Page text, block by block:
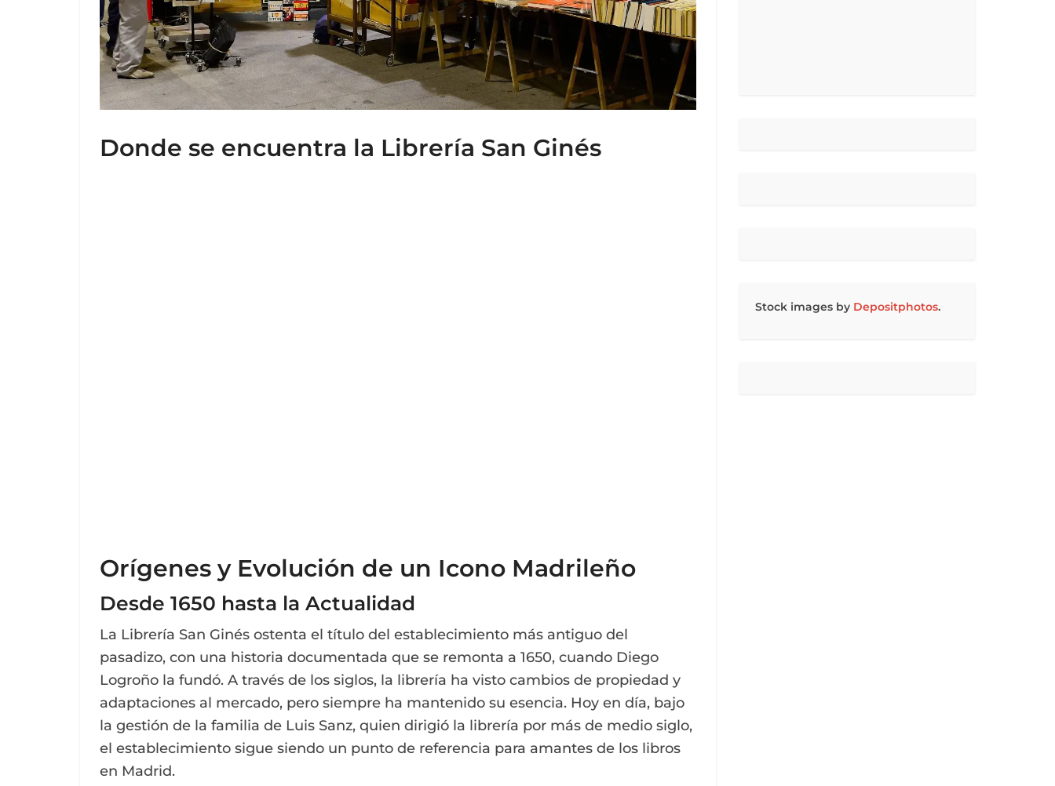
Donde se encuentra la Librería San Ginés
Orígenes y Evolución de un Icono Madrileño
Desde 1650 hasta la Actualidad
La Librería San Ginés ostenta el título del establecimiento más antiguo del
pasadizo, con una historia documentada que se remonta a 1650, cuando Diego
Logroño la fundó. A través de los siglos, la librería ha visto cambios de propiedad y
adaptaciones al mercado, pero siempre ha mantenido su esencia. Hoy en día, bajo
la gestión de la familia de Luis Sanz, quien dirigió la librería por más de medio siglo,
el establecimiento sigue siendo un punto de referencia para amantes de los libros
en Madrid.
Stock images by Depositphotos.